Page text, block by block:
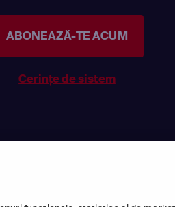
ABONEAZĂ-TE ACUM
Cerințe de sistem